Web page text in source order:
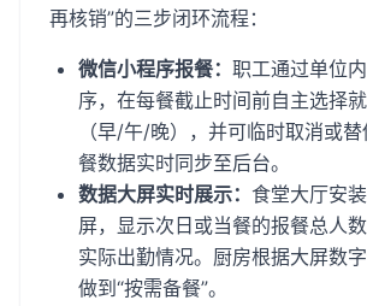
再核销”的三步闭环流程：
微信小程序报餐： 职工通过单位
序，在每餐截止时间前自主选择
（早/午/晚），并可临时取消或
餐数据实时同步至后台。
数据大屏实时展示： 食堂大厅安
屏，显示次日或当餐的报餐总人数
实际出勤情况。厨房根据大屏数字
做到“按需备餐”。